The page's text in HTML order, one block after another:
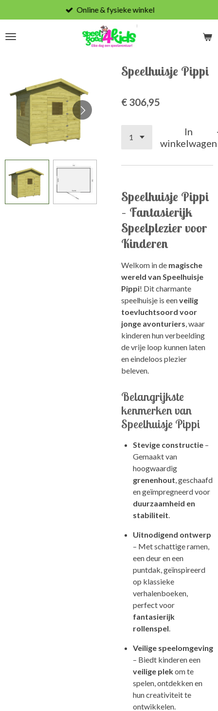
direct
naar
Online & fysieke winkel
Speelhuisje Pippi
€ 306,95
In
winkelwagen
Speelhuisje Pippi
– Fantasierijk
Speelplezier voor
Kinderen
Welkom in de magische
wereld van Speelhuisje
Pippi! Dit charmante
speelhuisje is eenveilig
toevluchtsoord voor
jonge avonturiers, waar
kinderen hun verbeelding
de vrije loop kunnen laten
en eindeloos plezier
beleven.
Belangrijkste
kenmerken van
Speelhuisje Pippi
Stevige constructie –
Gemaakt van
hoogwaardig
grenenhout, geschaafd
en geïmpregneerd voor
duurzaamheid en
stabiliteit.
Uitnodigend ontwerp
– Met schattige ramen,
een deur en een
puntdak, geïnspireerd
op klassieke
verhalenboeken,
perfect voor
fantasierijk
rollenspel.
Veilige speelomgeving
– Biedt kinderen een
veilige plekom te
spelen, ontdekken en
hun creativiteit te
ontwikkelen.